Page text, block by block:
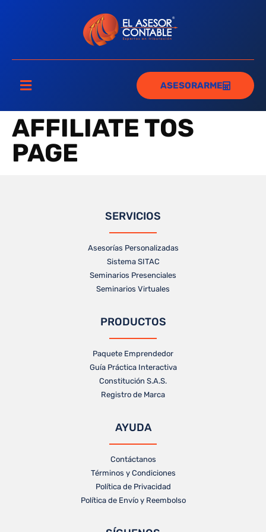
ASESORARME
AFFILIATE TOS
PAGE
SERVICIOS
Asesorías Personalizadas
Sistema SITAC
Seminarios Presenciales
Seminarios Virtuales
PRODUCTOS
Paquete Emprendedor
Guía Práctica Interactiva
Constitución S.A.S.
Registro de Marca
AYUDA
Contáctanos
Términos y Condiciones
Política de Privacidad
Política de Envío y Reembolso